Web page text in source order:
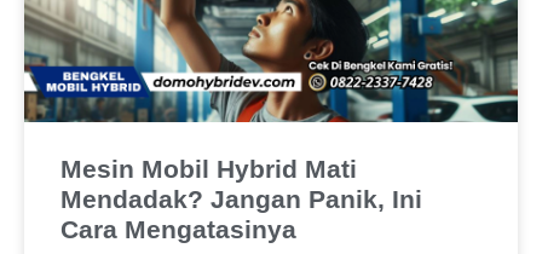
Mesin Mobil Hybrid Mati
Mendadak? Jangan Panik, Ini
Cara Mengatasinya